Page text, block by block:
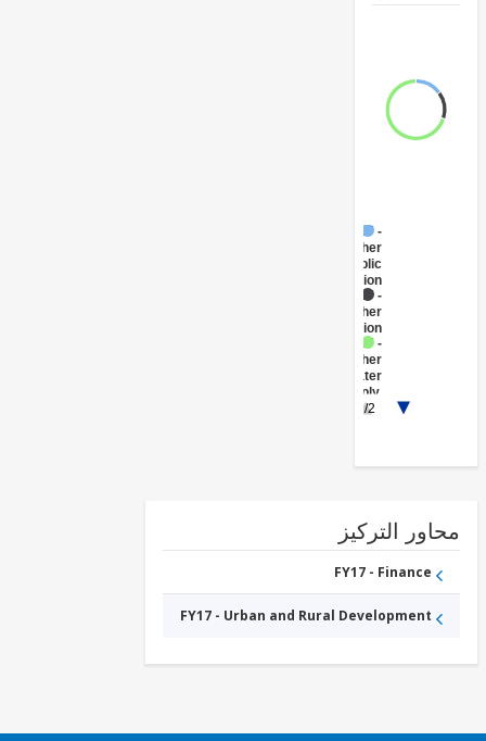
Administration
Transportation
Sanitation
التركيز
FY17 - Finance
FY17 - Urban and Rural Development